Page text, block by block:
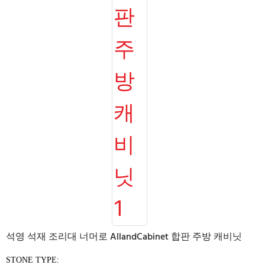
석영 석재 조리대 너머로 AllandCabinet 합판 주방 캐비닛
STONE TYPE: